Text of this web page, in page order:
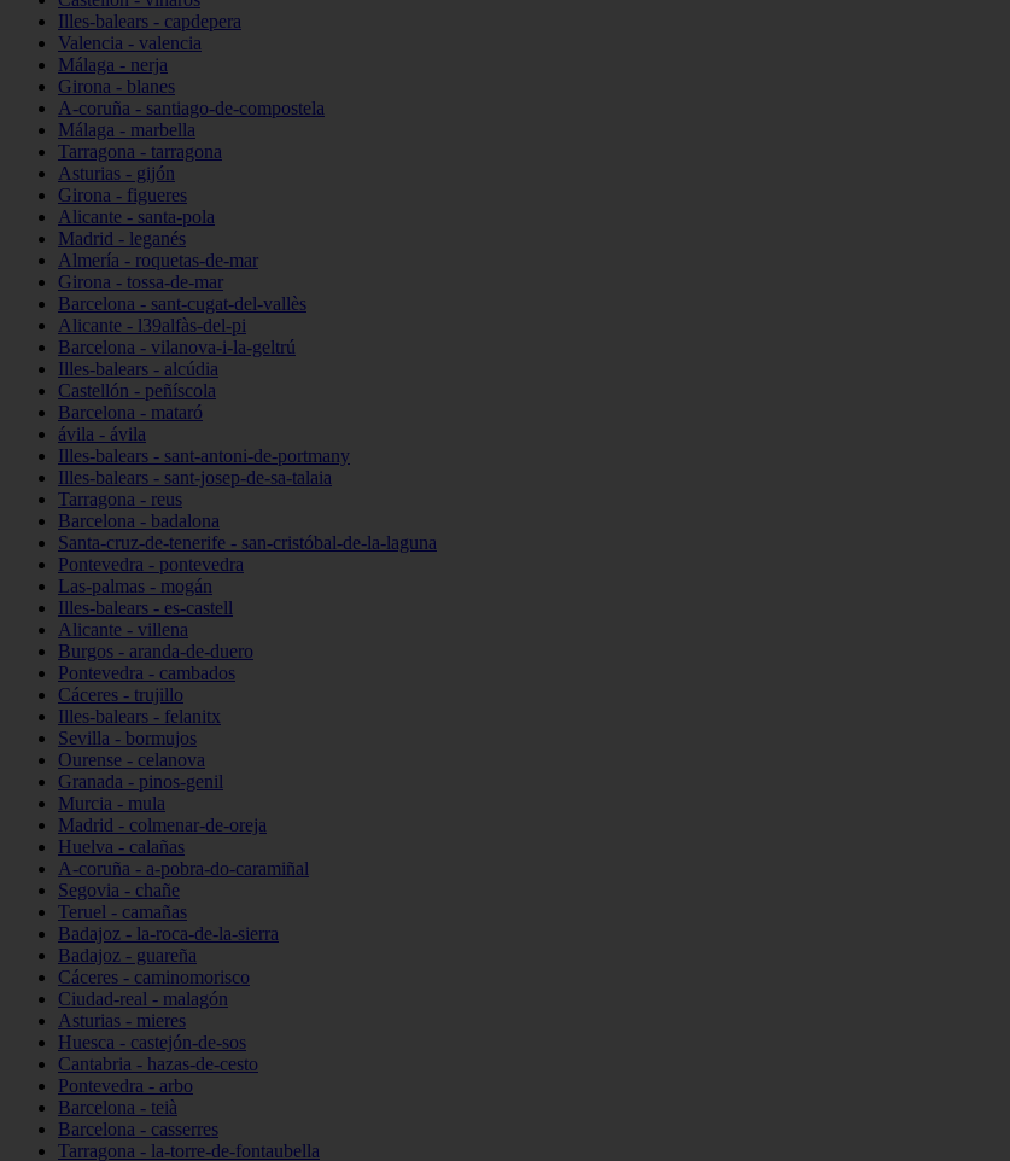
Illes-balears - capdepera
Valencia - valencia
Málaga - nerja
Girona - blanes
A-coruña - santiago-de-compostela
Málaga - marbella
Tarragona - tarragona
Asturias - gijón
Girona - figueres
Alicante - santa-pola
Madrid - leganés
Almería - roquetas-de-mar
Girona - tossa-de-mar
Barcelona - sant-cugat-del-vallès
Alicante - l39alfàs-del-pi
Barcelona - vilanova-i-la-geltrú
Illes-balears - alcúdia
Castellón - peñíscola
Barcelona - mataró
ávila - ávila
Illes-balears - sant-antoni-de-portmany
Illes-balears - sant-josep-de-sa-talaia
Tarragona - reus
Barcelona - badalona
Santa-cruz-de-tenerife - san-cristóbal-de-la-laguna
Pontevedra - pontevedra
Las-palmas - mogán
Illes-balears - es-castell
Alicante - villena
Burgos - aranda-de-duero
Pontevedra - cambados
Cáceres - trujillo
Illes-balears - felanitx
Sevilla - bormujos
Ourense - celanova
Granada - pinos-genil
Murcia - mula
Madrid - colmenar-de-oreja
Huelva - calañas
A-coruña - a-pobra-do-caramiñal
Segovia - chañe
Teruel - camañas
Badajoz - la-roca-de-la-sierra
Badajoz - guareña
Cáceres - caminomorisco
Ciudad-real - malagón
Asturias - mieres
Huesca - castejón-de-sos
Cantabria - hazas-de-cesto
Pontevedra - arbo
Barcelona - teià
Barcelona - casserres
Tarragona - la-torre-de-fontaubella